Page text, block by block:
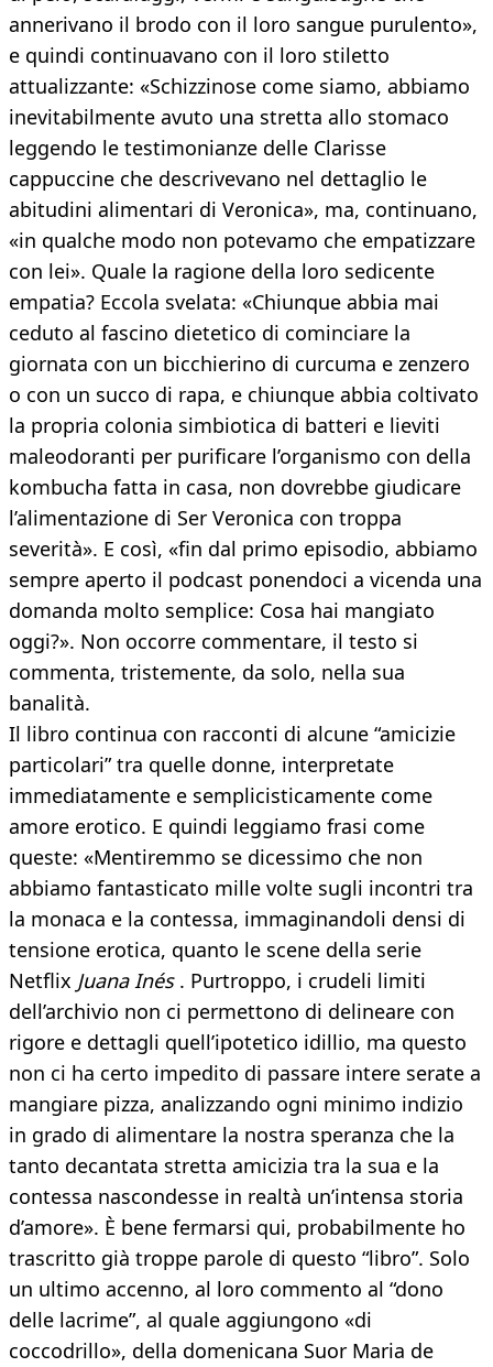
annerivano il brodo con il loro sangue purulento»,
e quindi continuavano con il loro stiletto
attualizzante: «Schizzinose come siamo, abbiamo
inevitabilmente avuto una stretta allo stomaco
leggendo le testimonianze delle Clarisse
cappuccine che descrivevano nel dettaglio le
abitudini alimentari di Veronica», ma, continuano,
«in qualche modo non potevamo che empatizzare
con lei». Quale la ragione della loro sedicente
empatia? Eccola svelata: «Chiunque abbia mai
ceduto al fascino dietetico di cominciare la
giornata con un bicchierino di curcuma e zenzero
o con un succo di rapa, e chiunque abbia coltivato
la propria colonia simbiotica di batteri e lieviti
maleodoranti per purificare l’organismo con della
kombucha fatta in casa, non dovrebbe giudicare
l’alimentazione di Ser Veronica con troppa
severità». E così, «fin dal primo episodio, abbiamo
sempre aperto il podcast ponendoci a vicenda una
domanda molto semplice: Cosa hai mangiato
oggi?». Non occorre commentare, il testo si
commenta, tristemente, da solo, nella sua
banalità.
Il libro continua con racconti di alcune “amicizie
particolari” tra quelle donne, interpretate
immediatamente e semplicisticamente come
amore erotico. E quindi leggiamo frasi come
queste: «Mentiremmo se dicessimo che non
abbiamo fantasticato mille volte sugli incontri tra
la monaca e la contessa, immaginandoli densi di
tensione erotica, quanto le scene della serie
Netflix Juana Inés. Purtroppo, i crudeli limiti
dell’archivio non ci permettono di delineare con
rigore e dettagli quell’ipotetico idillio, ma questo
non ci ha certo impedito di passare intere serate a
mangiare pizza, analizzando ogni minimo indizio
in grado di alimentare la nostra speranza che la
tanto decantata stretta amicizia tra la sua e la
contessa nascondesse in realtà un’intensa storia
d’amore». È bene fermarsi qui, probabilmente ho
trascritto già troppe parole di questo “libro”. Solo
un ultimo accenno, al loro commento al “dono
delle lacrime”, al quale aggiungono «di
coccodrillo», della domenicana Suor Maria de